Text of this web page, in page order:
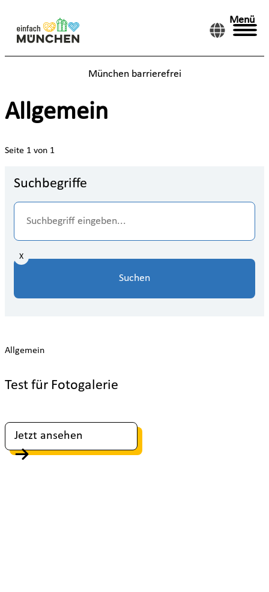
Menü
München barrierefrei
Allgemein
Seite 1 von 1
Suchbegriffe
X
Suchen
Test für Fotogalerie
Allgemein
Jetzt ansehen